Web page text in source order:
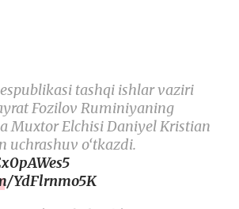
tashqi ishlar vaziri
Fozilov Ruminiyaning
Muxtor Elchisi Daniyel Kristian
uchrashuv o‘tkazdi.
YdFlrnmo5K